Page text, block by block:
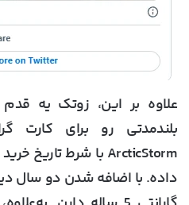
علاوه بر این، زوتک یه قدم